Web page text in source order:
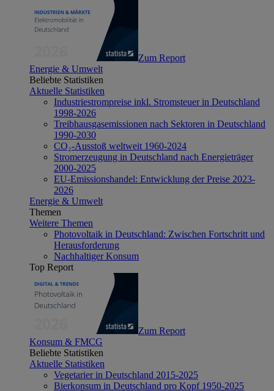
Zum Report
Energie & Umwelt
Beliebte Statistiken
Aktuelle Statistiken
Industriestrompreise inkl. Stromsteuer in Deutschland
1998-2026
Treibhausgasemissionen nach Sektoren in Deutschland
1990-2030
CO₂-Ausstoß weltweit 1960-2024
Stromerzeugung in Deutschland nach Energieträger
2000-2025
EU-Emissionshandel: Entwicklung der Preise 2023-
2026
Energie & Umwelt
Themen
Weitere Themen
Photovoltaik in Deutschland: Zwischen Fortschritt und
Herausforderung
Nachhaltiger Konsum
Top Report
Zum Report
Konsum & FMCG
Beliebte Statistiken
Aktuelle Statistiken
Vegetarier in Deutschland 2015-2025
Bierkonsum in Deutschland pro Kopf 1950-2025